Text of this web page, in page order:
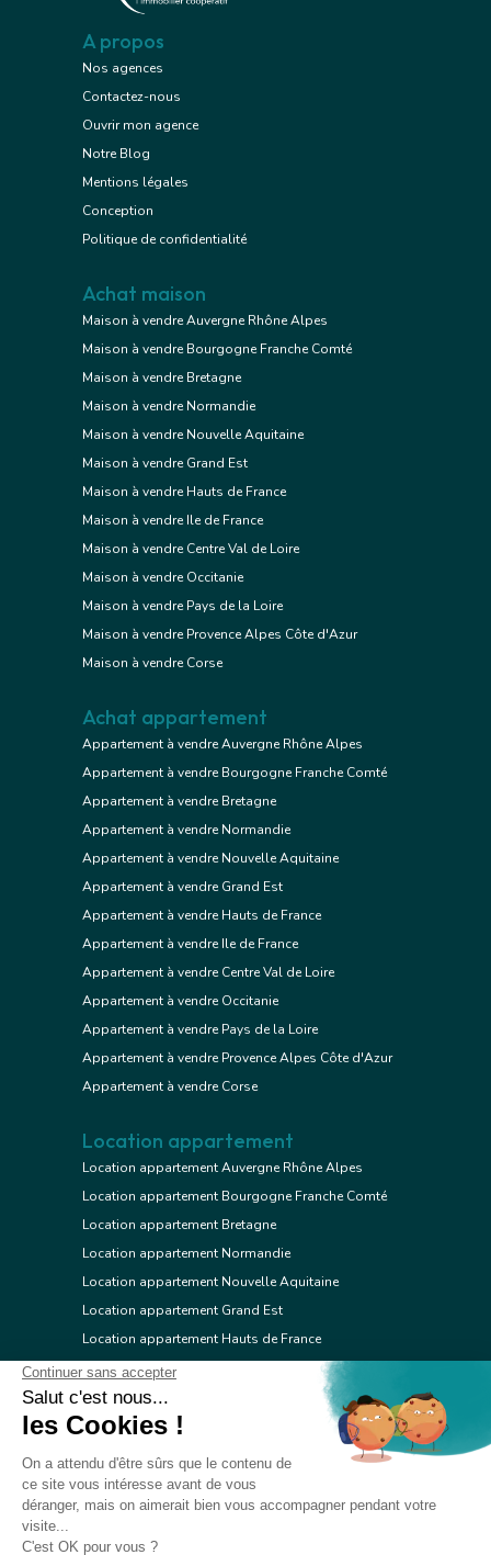
A propos
Nos agences
Contactez-nous
Ouvrir mon agence
Notre Blog
Mentions légales
Conception
Politique de confidentialité
Achat maison
Maison à vendre Auvergne Rhône Alpes
Maison à vendre Bourgogne Franche Comté
Maison à vendre Bretagne
Maison à vendre Normandie
Maison à vendre Nouvelle Aquitaine
Maison à vendre Grand Est
Maison à vendre Hauts de France
Maison à vendre Ile de France
Maison à vendre Centre Val de Loire
Maison à vendre Occitanie
Maison à vendre Pays de la Loire
Maison à vendre Provence Alpes Côte d'Azur
Maison à vendre Corse
Achat appartement
Appartement à vendre Auvergne Rhône Alpes
Appartement à vendre Bourgogne Franche Comté
Appartement à vendre Bretagne
Appartement à vendre Normandie
Appartement à vendre Nouvelle Aquitaine
Appartement à vendre Grand Est
Appartement à vendre Hauts de France
Appartement à vendre Ile de France
Appartement à vendre Centre Val de Loire
Appartement à vendre Occitanie
Appartement à vendre Pays de la Loire
Appartement à vendre Provence Alpes Côte d'Azur
Appartement à vendre Corse
Location appartement
Location appartement Auvergne Rhône Alpes
Location appartement Bourgogne Franche Comté
Location appartement Bretagne
Location appartement Normandie
Location appartement Nouvelle Aquitaine
Location appartement Grand Est
Location appartement Hauts de France
Location appartement Ile de France
Location appartement Centre Val de Loire
Location appartement Occitanie
Location appartement Provence Alpes Côte d'Azur
Location appartement Corse